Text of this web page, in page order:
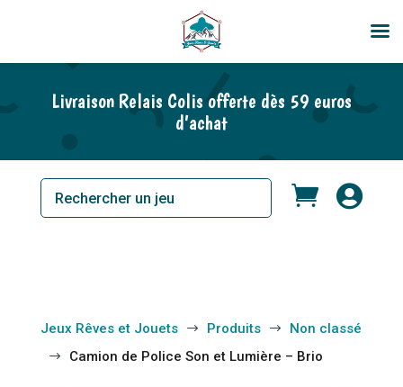
Livraison Relais Colis offerte dès 59 euros
d’achat
 
Jeux Rêves et Jouets $ Produits $ Non classé
$ Camion de Police Son et Lumière – Brio